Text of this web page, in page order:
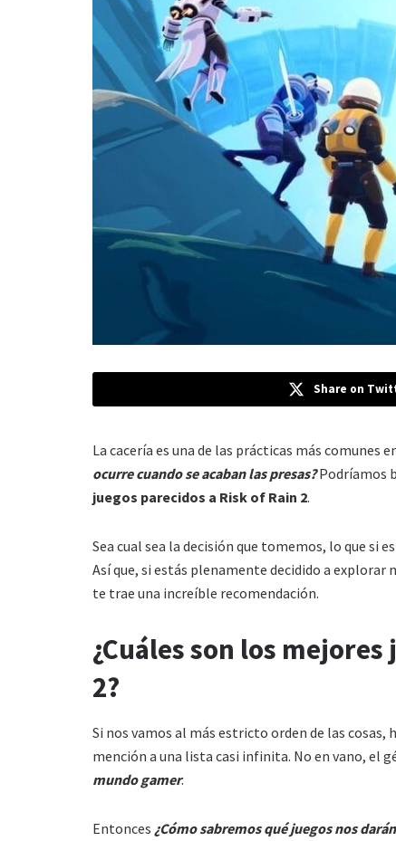
Share on
La cacería es una de las prácticas más comunes
ocurre cuando se acaban las presas?Podríamos
juegos parecidos a Risk of Rain 2.
Sea cual sea la decisión que tomemos, lo que si
Así que, si estás plenamente decidido a
te trae una increíble recomendación.
¿Cuáles son los
2?
Si nos vamos al más estricto orden de las cosas,
mención a una lista casi infinita. No en vano, el
mundo gamer.
Entonces ¿Cómo sabremos qué juegos nos